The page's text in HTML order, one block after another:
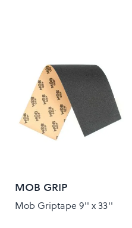
MOB GRIP
Mob Griptape 9'' x 33''